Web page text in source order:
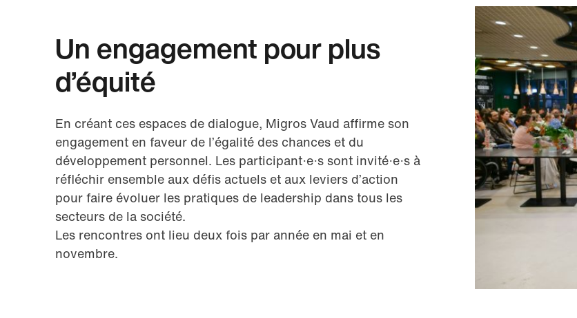
Un engagement pour plus
d’équité
En créant ces espaces de dialogue, Migros Vaud affirme son
engagement en faveur de l’égalité des chances et du
développement personnel. Les participant·e·s sont invité·e·s à
réfléchir ensemble aux défis actuels et aux leviers d’action
pour faire évoluer les pratiques de leadership dans tous les
secteurs de la société.
Les rencontres ont lieu deux fois par année en mai et en
novembre.